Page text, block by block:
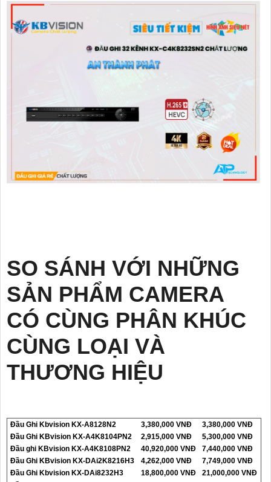
SO SÁNH VỚI NHỮNG
SẢN PHẨM CAMERA
CÓ CÙNG PHÂN KHÚC
CÙNG LOẠI VÀ
THƯƠNG HIỆU
Đầu Ghi Kbvision KX-A8128N2 3,380,000 VNĐ
3,380,000 VNĐ
Đầu Ghi KBvision KX-A4K8104PN2
2,915,000 VNĐ
5,300,000 VNĐ
Đầu ghi KBvision KX-A4K8108PN2
40,920,000 VNĐ
7,440,000 VNĐ
Đầu Ghi KBvision KX-DAi2K8216H3
4,262,000 VNĐ
7,749,000 VNĐ
Đầu Ghi Kbvision KX-DAi8232H3
18,800,000 VNĐ
21,000,000 VNĐ